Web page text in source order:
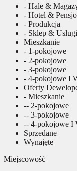
- Hale &
- Hotel &
- Produkcja
- Sklep & Usługi
Mieszkanie
- 1-pokojowe
- 2-pokojowe
- 3-pokojowe
- 4-pokojowe I
Oferty
- Mieszkanie
-- 2-pokojowe
-- 3-pokojowe
-- 4-pokojowe I
Sprzedane
Wynajęte
Miejscowość